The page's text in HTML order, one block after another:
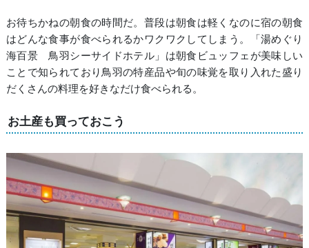
お待ちかねの朝食の時間だ。普段は朝食は軽くなのに宿の朝食
はどんな食事が食べられるかワクワクしてしまう。「湯めぐり
海百景 鳥羽シーサイドホテル」は朝食ビュッフェが美味しい
ことで知られており鳥羽の特産品や旬の味覚を取り入れた盛り
だくさんの料理を好きなだけ食べられる。
お土産も買っておこう